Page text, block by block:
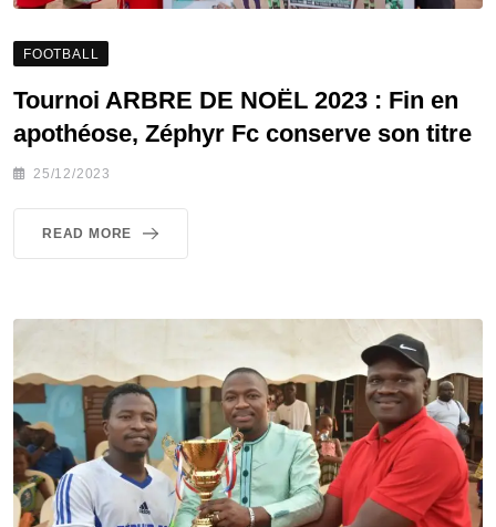
FOOTBALL
Tournoi ARBRE DE NOËL 2023 : Fin en
apothéose, Zéphyr Fc conserve son titre
25/12/2023
READ MORE